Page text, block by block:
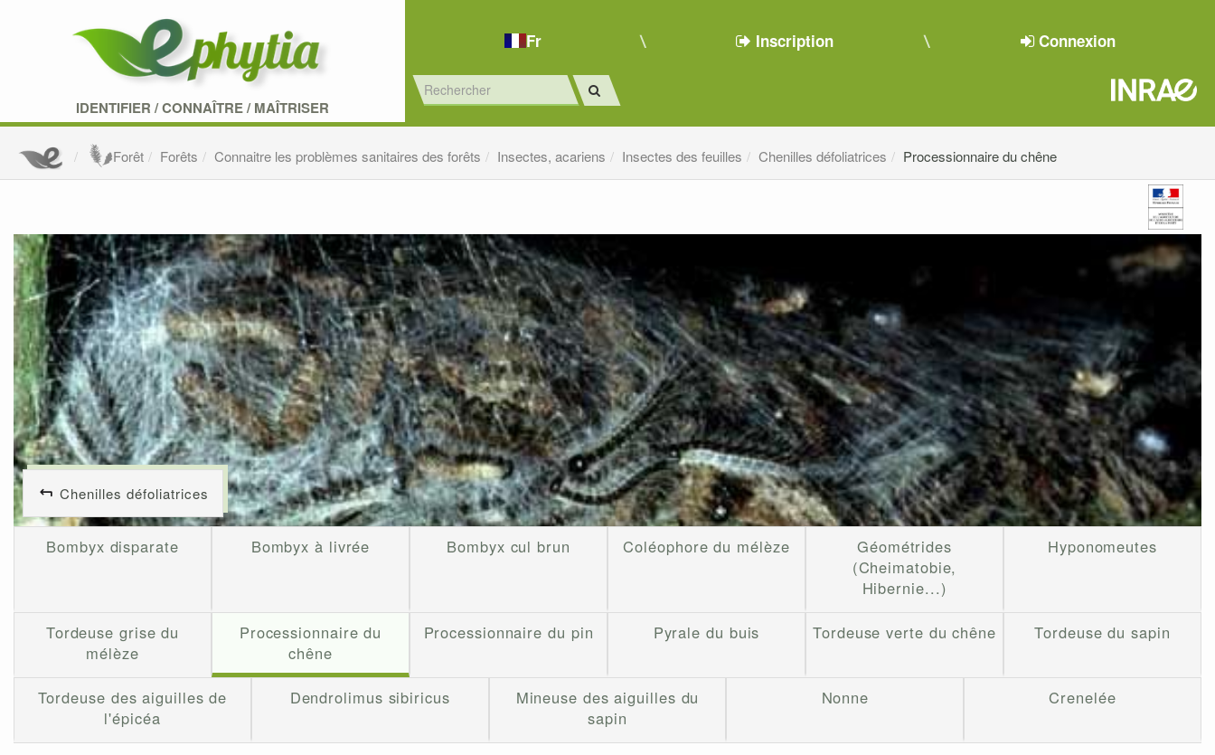
IDENTIFIER /CONNAÎTRE/MAÎTRISER
Fr Inscription Connexion
Forêt Forêts Connaitre les problèmes sanitaires des forêts Insectes, acariens Insectes des feuilles Chenilles défoliatrices Processionnaire du chêne
Chenilles défoliatrices
Bombyx disparate Bombyx à livrée Bombyx cul brun Coléophore du mélèze
Géométrides
(Cheimatobie,
Hibernie...)
Hyponomeutes
Tordeuse grise du
mélèze
Processionnaire du
chêne
Processionnaire du pin Pyrale du buis Tordeuse verte du chêne Tordeuse du sapin
Tordeuse des aiguilles de
l'épicéa
Dendrolimus sibiricus
Mineuse des aiguilles du
sapin
Nonne Crenelée